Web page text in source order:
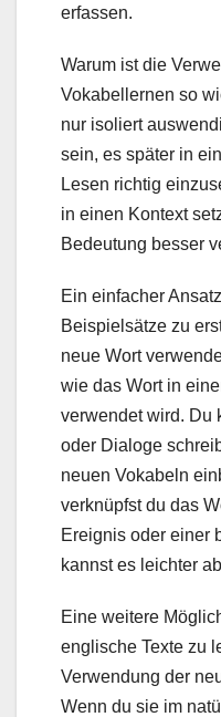
erfassen.
Warum ist die
Vokabellernen so
nur isoliert
sein, es später in
Lesen richtig
in einen Kontext
Bedeutung besser
Ein einfacher
Beispielsätze zu
neue Wort
wie das Wort in
verwendet wird. Du
oder Dialoge
neuen Vokabeln
verknüpfst du das
Ereignis oder einer
kannst es leichter
Eine weitere
englische Texte zu
Verwendung der
Wenn du sie im